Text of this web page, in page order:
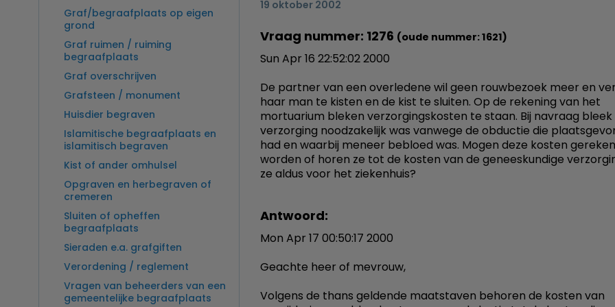
Graf/begraafplaats op eigen
grond
Graf ruimen / ruiming
begraafplaats
Graf overschrijven
Grafsteen / monument
Huisdier begraven
Islamitische begraafplaats en
islamitisch begraven
Kist of ander omhulsel
Opgraven en herbegraven of
cremeren
Sluiten of opheffen
begraafplaats
Sieraden e.a. grafgiften
Verordening / reglement
Vragen van beheerders van een
gemeentelijke begraafplaats
19 oktober 2002
Vraag nummer: 1276 (oude nummer: 1621)
Sun Apr 16 22:52:02 2000
De partner van een overledene wil geen rouwbezoek meer en
haar man te kisten en de kist te sluiten. Op de rekening van het
mortuarium bleken verzorgingskosten te staan. Bij navraag
verzorging noodzakelijk was vanwege de obductie die
had en waarbij meneer bebloed was. Mogen deze kosten
worden of horen ze tot de kosten van de geneeskundige
ze aldus voor het ziekenhuis?
Antwoord:
Mon Apr 17 00:50:17 2000
Geachte heer of mevrouw,
Volgens de thans geldende maatstaven behoren de kosten van